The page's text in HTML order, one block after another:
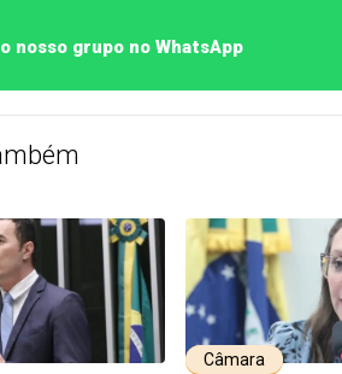
nosso grupo no WhatsApp
Câmara